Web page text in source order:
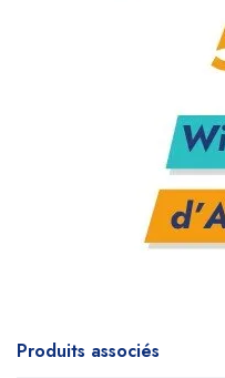
Produits associés